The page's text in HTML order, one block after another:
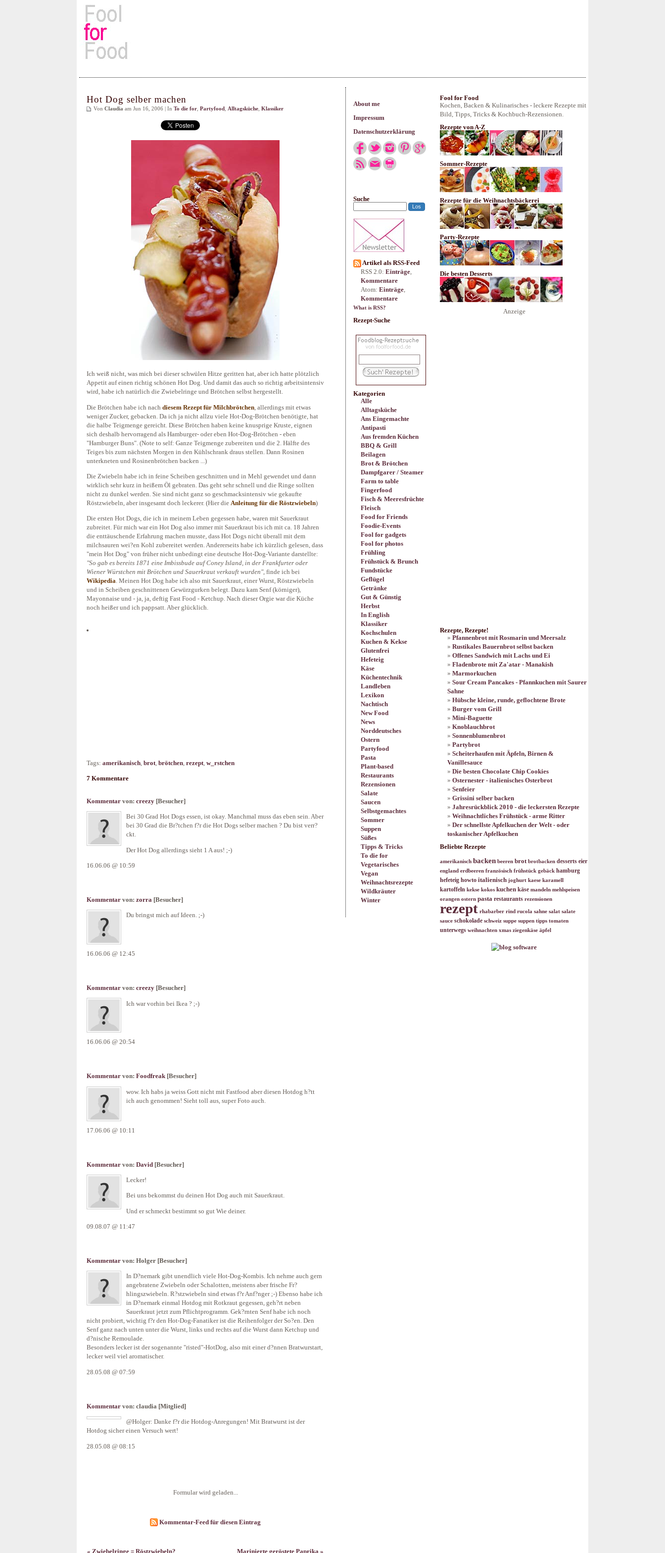
About me
Impressum
Datenschutzerklärung
Suche
Artikel als RSS-Feed
RSS 2.0: Einträge,
Kommentare
Atom: Einträge,
Kommentare
What is RSS?
Rezept-Suche
Kategorien
Alle
Alltagsküche
Ans Eingemachte
Antipasti
Aus fremden Küchen
BBQ & Grill
Beilagen
Brot & Brötchen
Dampfgarer / Steamer
Farm to table
Fingerfood
Fisch & Meeresfrüchte
Fleisch
Food for Friends
Foodie-Events
Fool for gadgets
Fool for photos
Frühling
Frühstück & Brunch
Fundstücke
Geflügel
Getränke
Gut & Günstig
Herbst
In English
Klassiker
Kochschulen
Kuchen & Kekse
Glutenfrei
Hefeteig
Käse
Küchentechnik
Landleben
Lexikon
Nachtisch
New Food
News
Norddeutsches
Ostern
Partyfood
Pasta
Plant-based
Restaurants
Rezensionen
Salate
Saucen
Selbstgemachtes
Sommer
Suppen
Süßes
Tipps & Tricks
To die for
Vegetarisches
Vegan
Weihnachtsrezepte
Wildkräuter
Winter
Hot Dog selber machen
Von Claudia am Jun 16, 2006 | In To die for Partyfood Alltagsküche Klassiker
Ich weiß nicht, was mich bei dieser schwülen Hitze geritten hat, aber ich hatte plötzlich
Appetit auf einen richtig schönen Hot Dog. Und damit das auch so richtig arbeitsintensiv
wird, habe ich natürlich die Zwiebelringe und Brötchen selbst hergestellt.
Die Brötchen habe ich nach diesem Rezept für Milchbrötchen , allerdings mit etwas
weniger Zucker, gebacken. Da ich ja nicht allzu viele Hot-Dog-Brötchen benötigte, hat
die halbe Teigmenge gereicht. Diese Brötchen haben keine knusprige Kruste, eignen
sich deshalb hervorragend als Hamburger- oder eben Hot-Dog-Brötchen - eben
"Hamburger Buns". (Note to self: Ganze Teigmenge zubereiten und die 2. Hälfte des
Teiges bis zum nächsten Morgen in den Kühlschrank draus stellen. Dann Rosinen
unterkneten und Rosinenbrötchen backen ...)
Die Zwiebeln habe ich in feine Scheiben geschnitten und in Mehl gewendet und dann
wirklich sehr kurz in heißem Öl gebraten. Das geht sehr schnell und die Ringe sollten
nicht zu dunkel werden. Sie sind nicht ganz so geschmacksintensiv wie gekaufte
Röstzwiebeln, aber insgesamt doch leckerer. (Hier die Anleitung für die Röstzwiebeln)
Die ersten Hot Dogs, die ich in meinem Leben gegessen habe, waren mit Sauerkraut
zubreitet. Für mich war ein Hot Dog also immer mit Sauerkraut bis ich mit ca. 18 Jahren
die enttäuschende Erfahrung machen musste, dass Hot Dogs nicht überall mit dem
milchsauren wei?en Kohl zubereitet werden. Andererseits habe ich kürzlich gelesen, dass
"mein Hot Dog" von früher nicht unbedingt eine deutsche Hot-Dog-Variante darstellte:
"So gab es bereits 1871 eine Imbissbude auf Coney Island, in der Frankfurter oder
Wiener Würstchen mit Brötchen und Sauerkraut verkauft wurden", finde ich bei
Wikipedia. Meinen Hot Dog habe ich also mit Sauerkraut, einer Wurst, Röstzwiebeln
und in Scheiben geschnittenen Gewürzgurken belegt. Dazu kam Senf (körniger),
Mayonnaise und - ja, ja, deftig Fast Food - Ketchup. Nach dieser Orgie war die Küche
noch heißer und ich pappsatt. Aber glücklich.
Tags: amerikanisch brot brötchen rezept w_rstchen
7 Kommentare
Kommentar von: creezy [Besucher]
Bei 30 Grad Hot Dogs essen, ist okay. Manchmal muss das eben sein. Aber
bei 30 Grad die Br?tchen f?r die Hot Dogs selber machen ? Du bist verr?
ckt.
Der Hot Dog allerdings sieht 1 A aus! ;-)
16.06.06 @ 10:59
Kommentar von: zorra [Besucher]
Du bringst mich auf Ideen. ;-)
16.06.06 @ 12:45
Kommentar von: creezy [Besucher]
Ich war vorhin bei Ikea ? ;-)
16.06.06 @ 20:54
Kommentar von: Foodfreak [Besucher]
wow. Ich habs ja weiss Gott nicht mit Fastfood aber diesen Hotdog h?tt
ich auch genommen! Sieht toll aus, super Foto auch.
17.06.06 @ 10:11
Kommentar von: David [Besucher]
Lecker!
Bei uns bekommst du deinen Hot Dog auch mit Sauerkraut.
Und er schmeckt bestimmt so gut Wie deiner.
09.08.07 @ 11:47
Kommentar von: Holger [Besucher]
In D?nemark gibt unendlich viele Hot-Dog-Kombis. Ich nehme auch gern
angebratene Zwiebeln oder Schalotten, meistens aber frische Fr?
hlingszwiebeln. R?stzwiebeln sind etwas f?r Anf?nger ;-) Ebenso habe ich
in D?nemark einmal Hotdog mit Rotkraut gegessen, geh?rt neben
Sauerkraut jetzt zum Pflichtprogramm. Gek?rnten Senf habe ich noch
nicht probiert, wichtig f?r den Hot-Dog-Fanatiker ist die Reihenfolger der So?en. Den
Senf ganz nach unten unter die Wurst, links und rechts auf die Wurst dann Ketchup und
d?nische Remoulade.
Besonders lecker ist der sogenannte "risted"-HotDog, also mit einer d?nnen Bratwurstart,
lecker weil viel aromatischer.
28.05.08 @ 07:59
Kommentar von: claudia [Mitglied]
@Holger: Danke f?r die Hotdog-Anregungen! Mit Bratwurst ist der
Hotdog sicher einen Versuch wert!
28.05.08 @ 08:15
Formular wird geladen...
Kommentar-Feed für diesen Eintrag
« Zwiebelringe = Röstzwiebeln? Marinierte geröstete Paprika »
Fool for Food
Kochen, Backen & Kulinarisches - leckere Rezepte mit
Bild, Tipps, Tricks & Kochbuch-Rezensionen.
Rezepte von A-Z
Sommer-Rezepte
Rezepte für die Weihnachtsbäckerei
Party-Rezepte
Die besten Desserts
Anzeige
Rezepte, Rezepte!
Pfannenbrot mit Rosmarin und Meersalz
Rustikales Bauernbrot selbst backen
Offenes Sandwich mit Lachs und Ei
Fladenbrote mit Za'atar - Manakish
Marmorkuchen
Sour Cream Pancakes - Pfannkuchen mit Saurer
Sahne
Hübsche kleine, runde, geflochtene Brote
Burger vom Grill
Mini-Baguette
Knoblauchbrot
Sonnenblumenbrot
Partybrot
Scheiterhaufen mit Äpfeln, Birnen &
Vanillesauce
Die besten Chocolate Chip Cookies
Osternester - italienisches Osterbrot
Senfeier
Grissini selber backen
Jahresrückblick 2010 - die leckersten Rezepte
Weihnachtliches Frühstück - arme Ritter
Der schnellste Apfelkuchen der Welt - oder
toskanischer Apfelkuchen
Beliebte Rezepte
amerikanisch backen beeren brot brotbacken desserts eier
england erdbeeren französisch frühstück gebäck hamburg
hefeteig howto italienisch joghurt kaese karamell
kartoffeln kekse kokos kuchen käse mandeln mehlspeisen
orangen ostern pasta restaurants rezensionen
rezept rhabarber rind rucola sahne salat salate
sauce schokolade schweiz suppe suppen tipps tomaten
unterwegs weihnachten xmas ziegenkäse äpfel